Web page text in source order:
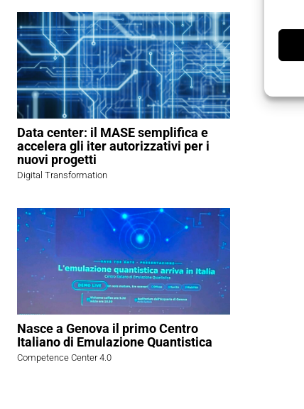
Data center: il MASE semplifica e
accelera gli iter autorizzativi per i
nuovi progetti
Digital Transformation
Nasce a Genova il primo Centro
Italiano di Emulazione Quantistica
Competence Center 4.0